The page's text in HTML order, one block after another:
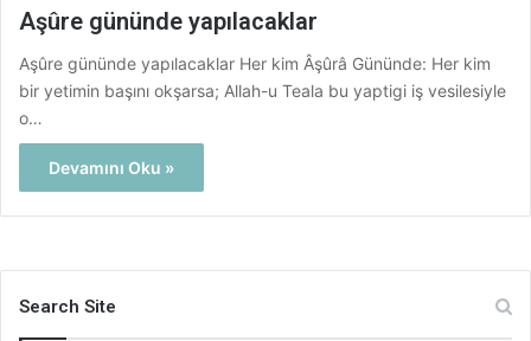
Aşûre gününde yapılacaklar
Aşûre gününde yapılacaklar Her kim Âşûrâ Gününde: Her kim
bir yetimin başını okşarsa; Allah-u Teala bu yaptigi iş vesilesiyle
o…
Devamını Oku »
Search Site